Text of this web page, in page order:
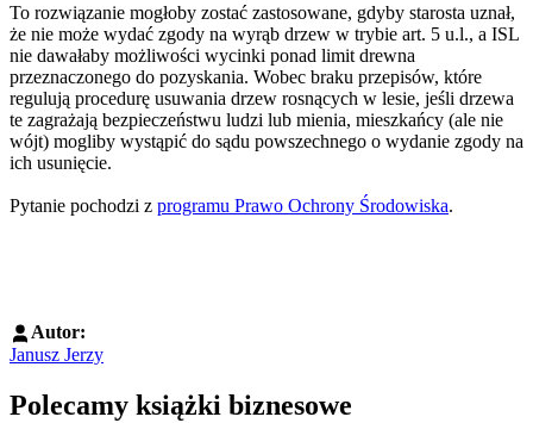
To rozwiązanie mogłoby zostać zastosowane, gdyby starosta uznał,
że nie może wydać zgody na wyrąb drzew w trybie art. 5 u.l., a ISL
nie dawałaby możliwości wycinki ponad limit drewna
przeznaczonego do pozyskania. Wobec braku przepisów, które
regulują procedurę usuwania drzew rosnących w lesie, jeśli drzewa
te zagrażają bezpieczeństwu ludzi lub mienia, mieszkańcy (ale nie
wójt) mogliby wystąpić do sądu powszechnego o wydanie zgody na
ich usunięcie.
Pytanie pochodzi z programu Prawo Ochrony Środowiska.
Autor:
Janusz Jerzy
Polecamy książki biznesowe